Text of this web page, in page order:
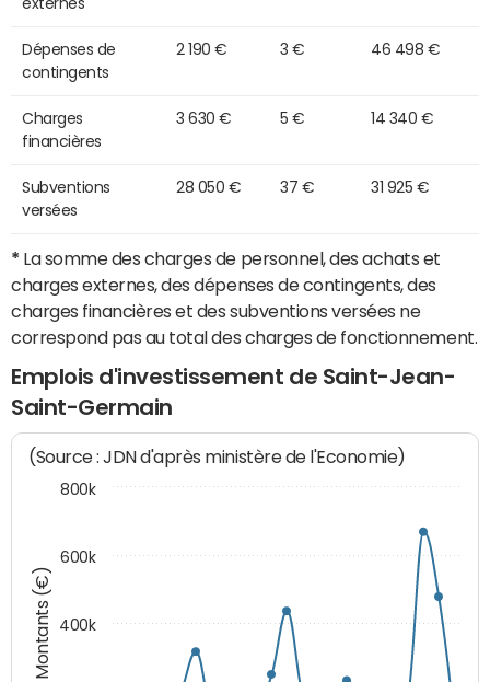
externes
Dépenses de
contingents
2 190 € 3 € 46 498 €
Charges
financières
3 630 € 5 € 14 340 €
Subventions
versées
28 050 € 37 € 31 925 €
* La somme des charges de personnel, des achats et
charges externes, des dépenses de contingents, des
charges financières et des subventions versées ne
correspond pas au total des charges de fonctionnement.
Emplois d'investissement de Saint-Jean-
Saint-Germain
Montants (€)
(Source : JDN d'après ministère de l'Economie)
400k
600k
800k